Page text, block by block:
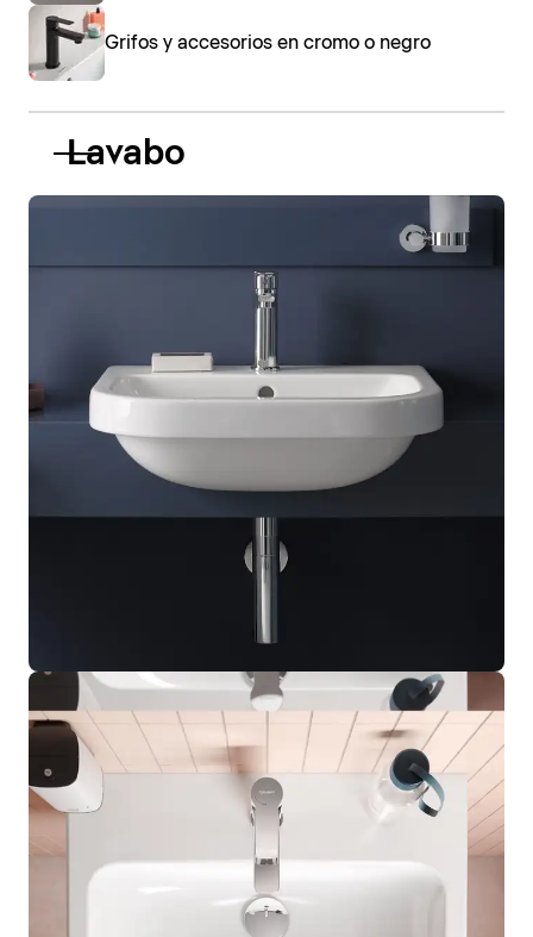
Grifos y accesorios en cromo o negro
Lavabo